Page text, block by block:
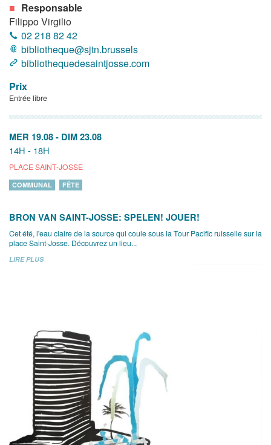
Responsable
Filippo Virgilio
02 218 82 42
bibliotheque@sjtn.brussels
bibliothequedesaintjosse.com
Prix
Entrée libre
MER 19.08 - DIM 23.08
14H - 18H
PLACE SAINT-JOSSE
COMMUNAL FÊTE
BRON VAN SAINT-JOSSE: SPELEN! JOUER!
Cet été, l'eau claire de la source qui coule sous la Tour Pacific ruisselle sur la
place Saint-Josse. Découvrez un lieu...
LIRE PLUS